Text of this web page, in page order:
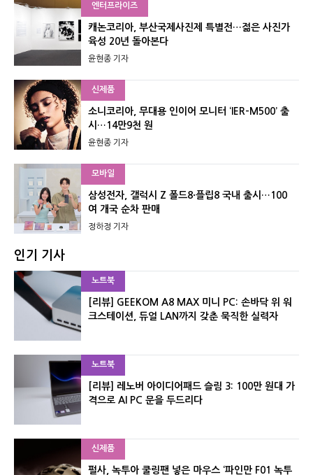
엔터프라이즈
캐논코리아, 부산국제사진제 특별전…젊은 사진가
육성 20년 돌아본다
윤현종 기자
신제품
소니코리아, 무대용 인이어 모니터 ‘IER-M500’ 출
시…14만9천 원
윤현종 기자
모바일
삼성전자, 갤럭시 Z 폴드8·플립8 국내 출시…100
여 개국 순차 판매
정하정 기자
인기 기사
노트북
[리뷰] GEEKOM A8 MAX 미니 PC: 손바닥 위 워
크스테이션, 듀얼 LAN까지 갖춘 묵직한 실력자
노트북
[리뷰] 레노버 아이디어패드 슬림 3: 100만 원대 가
격으로 AI PC 문을 두드리다
신제품
펄사, 녹투아 쿨링팬 넣은 마우스 ‘파인만 F01 녹투